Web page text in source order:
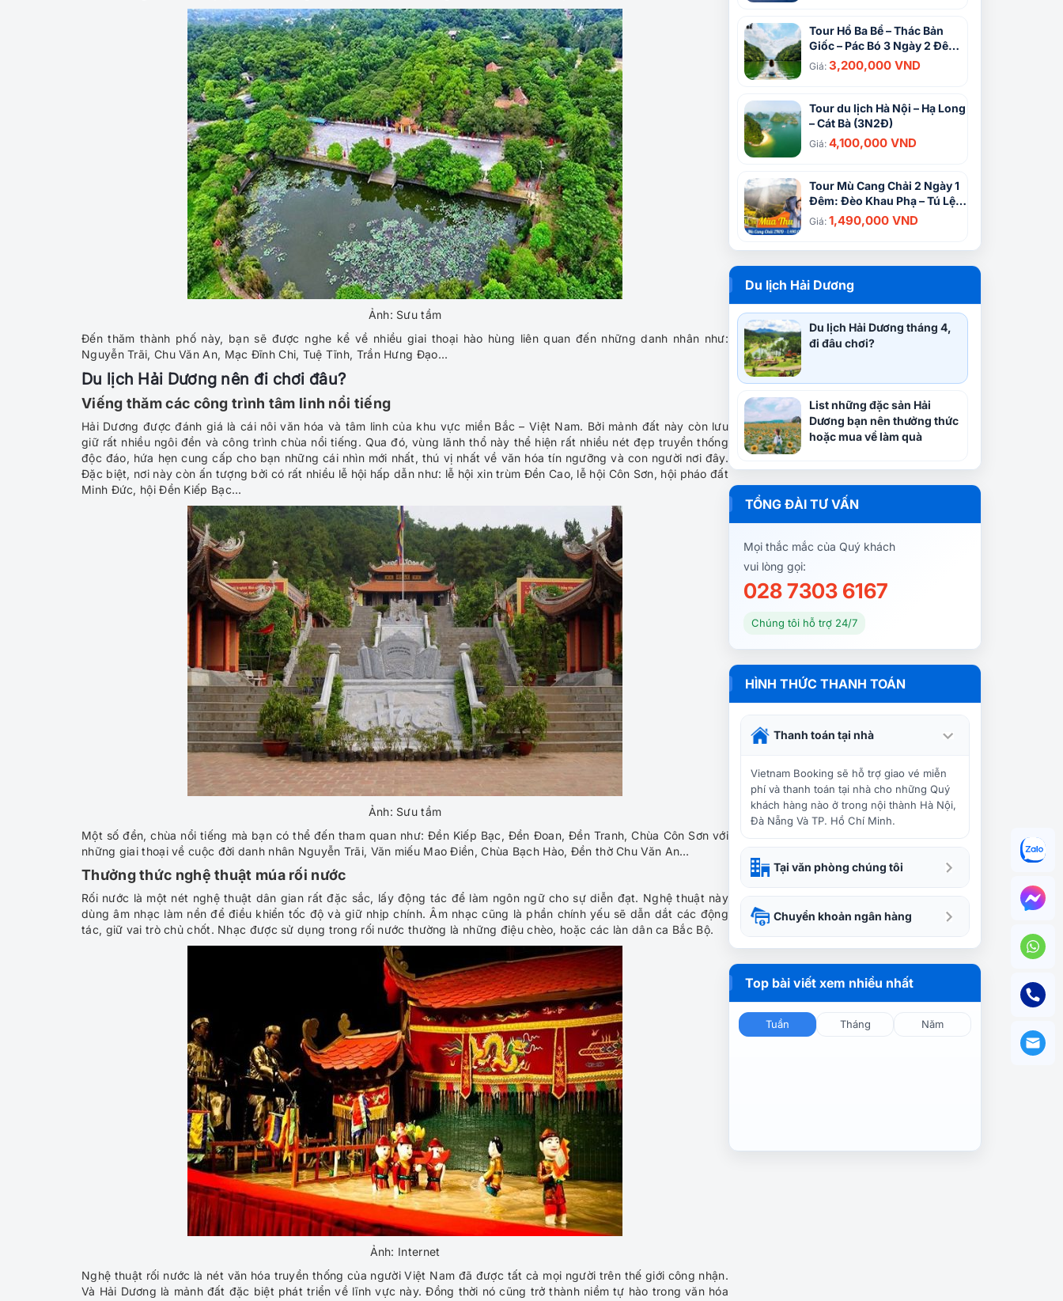
Ảnh: Sưu tầm
Đến thăm thành phố này, bạn sẽ được nghe kể về nhiều giai thoại hào hùng liên quan đến những danh nhân như:
Nguyễn Trãi, Chu Văn An, Mạc Đĩnh Chi, Tuệ Tĩnh, Trần Hưng Đạo...
Du lịch Hải Dương nên đi chơi đâu?
Viếng thăm các công trình tâm linh nổi tiếng
Hải Dương được đánh giá là cái nôi văn hóa và tâm linh của khu vực miền Bắc – Việt Nam. Bởi mảnh đất này còn lưu
giữ rất nhiều ngôi đền và công trình chùa nổi tiếng. Qua đó, vùng lãnh thổ này thể hiện rất nhiều nét đẹp truyền thống
độc đáo, hứa hẹn cung cấp cho bạn những cái nhìn mới nhất, thú vị nhất về văn hóa tín ngưỡng và con người nơi đây.
Đặc biệt, nơi này còn ấn tượng bởi có rất nhiều lễ hội hấp dẫn như: lễ hội xin trùm Đền Cao, lễ hội Côn Sơn, hội pháo đất
Minh Đức, hội Đền Kiếp Bạc...
Ảnh: Sưu tầm
Một số đền, chùa nổi tiếng mà bạn có thể đến tham quan như: Đền Kiếp Bạc, Đền Đoan, Đền Tranh, Chùa Côn Sơn với
những giai thoại về cuộc đời danh nhân Nguyễn Trãi, Văn miếu Mao Điền, Chùa Bạch Hào, Đền thờ Chu Văn An…
Thưởng thức nghệ thuật múa rối nước
Rối nước là một nét nghệ thuật dân gian rất đặc sắc, lấy động tác để làm ngôn ngữ cho sự diễn đạt. Nghệ thuật này
dùng âm nhạc làm nền để điều khiển tốc độ và giữ nhịp chính. Âm nhạc cũng là phần chính yếu sẽ dẫn dắt các động
tác, giữ vai trò chủ chốt. Nhạc được sử dụng trong rối nước thường là những điệu chèo, hoặc các làn dân ca Bắc Bộ.
Ảnh: Internet
Nghệ thuật rối nước là nét văn hóa truyền thống của người Việt Nam đã được tất cả mọi người trên thế giới công nhận.
Và Hải Dương là mảnh đất đặc biệt phát triển về lĩnh vực này. Đồng thời nó cũng trở thành niềm tự hào trong văn hóa
Tour Hồ Ba Bể – Thác Bản
Giốc – Pác Bó 3 Ngày 2 Đêm:
Hành Trình Khám Phá Vùng
Đất Huyền Thoại
Giá: 3,200,000 VND
Tour du lịch Hà Nội – Hạ Long
– Cát Bà (3N2Đ)
Giá: 4,100,000 VND
Tour Mù Cang Chải 2 Ngày 1
Đêm: Đèo Khau Phạ – Tú Lệ |
Mùa vàng trên Tây Bắc
Giá: 1,490,000 VND
Du lịch Hải Dương
Du lịch Hải Dương tháng 4,
đi đâu chơi?
List những đặc sản Hải
Dương bạn nên thưởng thức
hoặc mua về làm quà
TỔNG ĐÀI TƯ VẤN
Mọi thắc mắc của Quý khách
vui lòng gọi:
028 7303 6167
Chúng tôi hỗ trợ 24/7
HÌNH THỨC THANH TOÁN
Thanh toán tại nhà
Vietnam Booking sẽ hỗ trợ giao vé miễn
phí và thanh toán tại nhà cho những Quý
khách hàng nào ở trong nội thành Hà Nội,
Đà Nẵng Và TP. Hồ Chí Minh.
Tại văn phòng chúng tôi
Chuyển khoản ngân hàng
Top bài viết xem nhiều nhất
Tuần Tháng Năm